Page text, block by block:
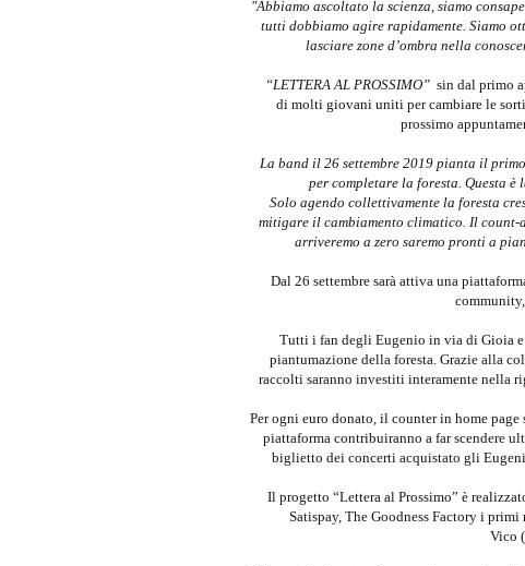
"Abbiamo ascoltato la scienza, siamo
tutti dobbiamo agire rapidamente. Siamo
lasciare zone d’ombra nella
“LETTERA AL PROSSIMO” sin dal primo
di molti giovani uniti per cambiare le
prossimo
La band il 26 settembre 2019 pianta il
per completare la foresta. Questa
Solo agendo collettivamente la foresta
mitigare il cambiamento climatico. Il count-
arriveremo a zero saremo pronti a
Dal 26 settembre sarà attiva una
Tutti i fan degli Eugenio in via di Gioia
piantumazione della foresta. Grazie alla
raccolti saranno investiti interamente nella
Per ogni euro donato, il counter in home
piattaforma contribuiranno a far scendere
biglietto dei concerti acquistato gli
Il progetto “Lettera al Prossimo” è
Satispay, The Goodness Factory i
Vico